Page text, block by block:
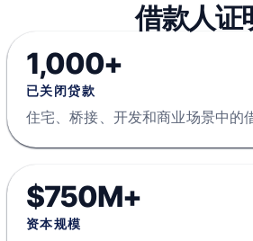
借款人证
1,000+
已关闭贷款
住宅、桥接、开发和商业场景中的
$750M+
资本规模